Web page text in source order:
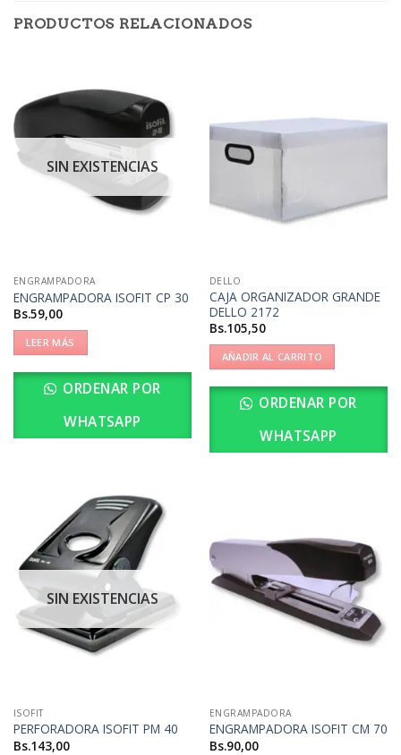
PRODUCTOS RELACIONADOS
SIN EXISTENCIAS
ENGRAMPADORA
ENGRAMPADORA ISOFIT CP 30
Bs.59,00
LEER MÁS
ORDENAR POR
WHATSAPP
DELLO
CAJA ORGANIZADOR GRANDE
DELLO 2172
Bs.105,50
AÑADIR AL CARRITO
ORDENAR POR
WHATSAPP
SIN EXISTENCIAS
ISOFIT
PERFORADORA ISOFIT PM 40
Bs.143,00
ENGRAMPADORA
ENGRAMPADORA ISOFIT CM 70
Bs.90,00